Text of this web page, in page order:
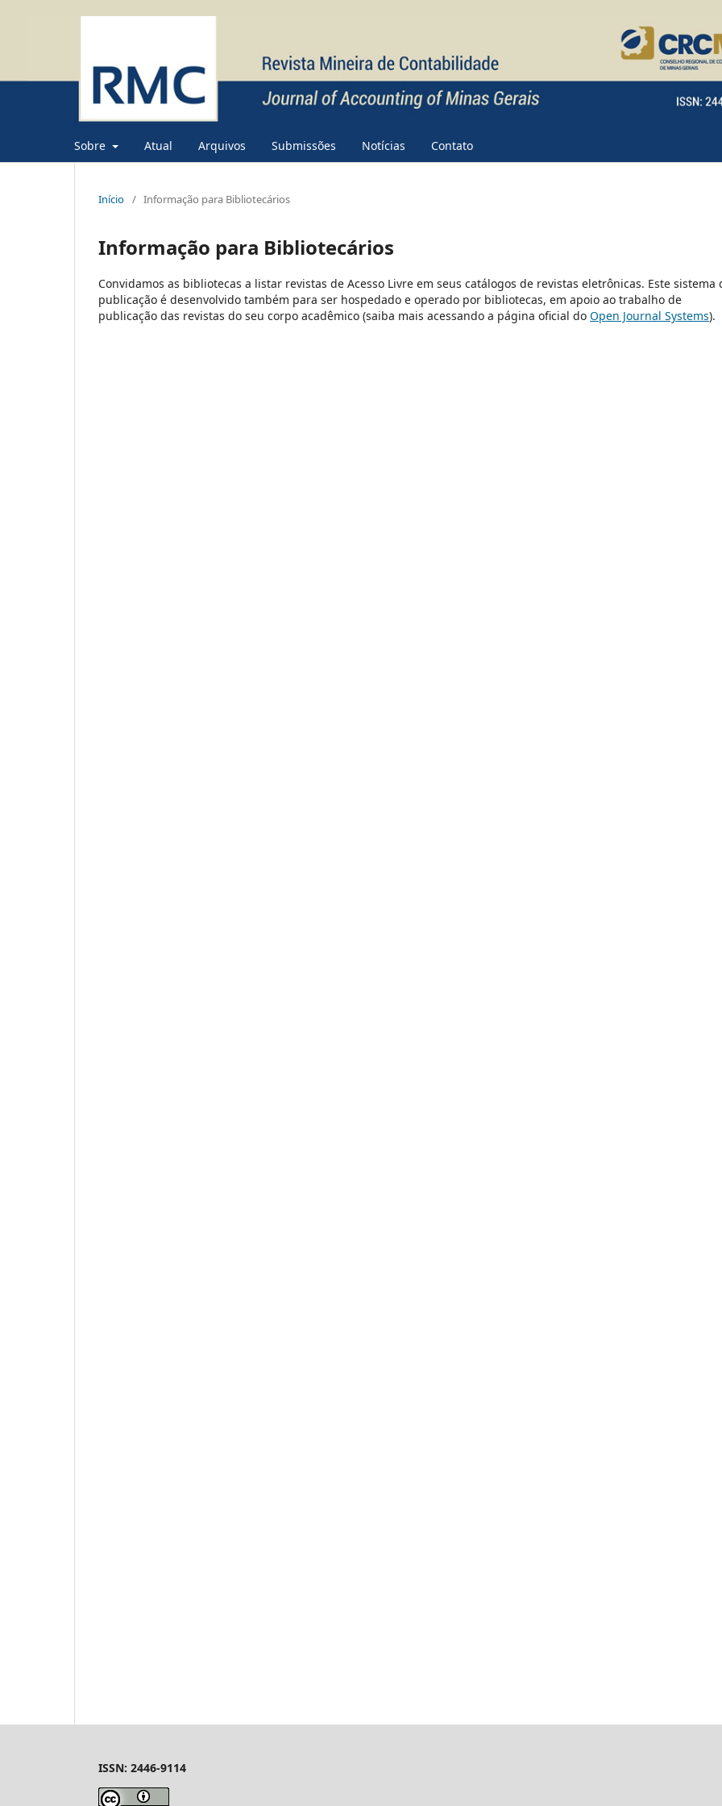
Sobre Atual Arquivos Submissões Notícias Contato
Início / Informação para Bibliotecários
Informação para Bibliotecários
Convidamos as bibliotecas a listar revistas de Acesso Livre em seus catálogos de revistas eletrônicas. Este sistema
publicação é desenvolvido também para ser hospedado e operado por bibliotecas, em apoio ao trabalho de
publicação das revistas do seu corpo acadêmico (saiba mais acessando a página oficial do Open Journal Systems).
ISSN: 2446-9114